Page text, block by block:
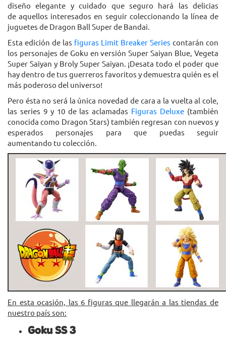
diseño elegante y cuidado que seguro hará las delicias
de aquellos interesados en seguir coleccionando la línea de
juguetes de Dragon Ball Super de Bandai.
Esta edición de las figuras Limit Breaker Series contarán con
los personajes de Goku en versión Super Saiyan Blue, Vegeta
Super Saiyan y Broly Super Saiyan. ¡Desata todo el poder que
hay dentro de tus guerreros favoritos y demuestra quién es el
más poderoso del universo!
Pero ésta no será la única novedad de cara a la vuelta al cole,
las series 9 y 10 de las aclamadas Figuras Deluxe (también
conocida como Dragon Stars) también regresan con nuevos y
esperados personajes para que puedas seguir
aumentando tu colección.
En esta ocasión, las 6 figuras que llegarán a las tiendas de
nuestro país son:
Goku SS 3